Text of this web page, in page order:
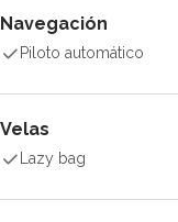
Navegación
Piloto automático
Velas
Lazy bag